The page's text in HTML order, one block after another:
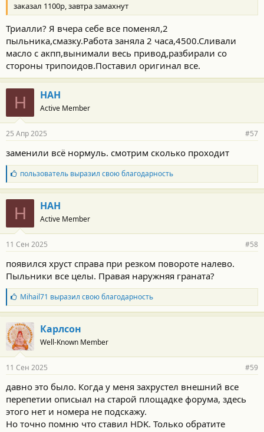
заказал 1100р, завтра замахнут
Триалли? Я вчера себе все поменял,2
пыльника,смазку.Работа заняла 2 часа,4500.Сливали
масло с акпп,вынимали весь привод,разбирали со
стороны трипоидов.Поставил оригинал все.
Н НАН
Active Member
25 Апр 2025 #57
заменили всё нормуль. смотрим сколько проходит
Б
л
а
г
о
а
н
с
т
и
:
пользовательвыразил свою благодарность
Н НАН
Active Member
11 Сен 2025 #58
появился хруст справа при резком повороте налево.
Пыльники все целы. Правая наружняя граната?
Б
л
а
г
о
д
а
н
с
т
и
Mihail71 выразил свою благодарность
Карлсон
Well-Known Member
11 Сен 2025 #59
давно это было. Когда у меня захрустел внешний все
перепетии описыал на старой площадке форума, здесь
этого нет и номера не подскажу.
Но точно помню что ставил HDK. Только обратите